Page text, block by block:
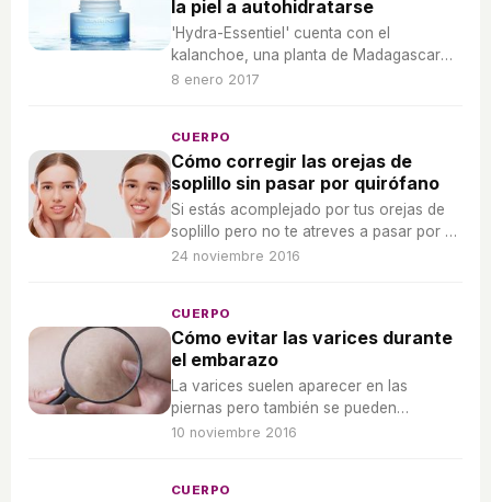
la piel a autohidratarse
'Hydra-Essentiel' cuenta con el
kalanchoe, una planta de Madagascar
que retiene agua para protegerla de los
8 enero 2017
CUERPO
Cómo corregir las orejas de
soplillo sin pasar por quirófano
Si estás acomplejado por tus orejas de
soplillo pero no te atreves a pasar por el
quirófano, existen otras soluciones.
24 noviembre 2016
CUERPO
Cómo evitar las varices durante
el embarazo
La varices suelen aparecer en las
piernas pero también se pueden
desarrollar en otros lugares de nuestro
10 noviembre 2016
CUERPO